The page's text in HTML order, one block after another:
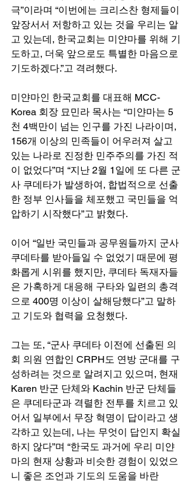
극”이라며 “이번에는 크리스찬 형제들이
앞장서서 저항하고 있는 것을 우리는 알
고 있는데, 한국교회는 미얀마를 위해 기
도하고, 더욱 앞으로도 특별한 마음으로
기도하겠다.”고 격려했다.
미얀마인 한국교회를 대표해 MCC-
Korea 회장 묘민라 목사는 “미얀마는 5
천 4백만이 넘는 인구를 가진 나라이며,
156개 이상의 민족들이 어우러져 살고
있는 나라로 진정한 민주주의를 가진 적
이 없었다”며 “지난 2월 1일에 또 다른 군
사 쿠데타가 발생하여, 합법적으로 선출
한 정부 인사들을 체포했고 국민들을 억
압하기 시작했다”고 밝혔다.
이어 “일반 국민들과 공무원들까지 군사
쿠데타를 받아들일 수 없었기 때문에 평
화롭게 시위를 했지만, 쿠데타 독재자들
은 가혹하게 대응해 구타와 일련의 총격
으로 400명 이상이 살해당했다”고 말하
고 기도와 협력을 요청했다.
그는 또, “군사 쿠데타 이전에 선출된 의
회 의원 연합인 CRPH도 연방 군대를 구
성하려는 것으로 알려지고 있으며, 현재
Karen 반군 단체와 Kachin 반군 단체들
은 쿠데타군과 격렬한 전투를 치르고 있
어서 일부에서 무장 혁명이 답이라고 생
각하고 있는데, 나는 무엇이 답인지 확실
하지 않다”며 “한국도 과거에 우리 미얀
마의 현재 상황과 비슷한 경험이 있었으
니 좋은 조언과 기도의 도움을 바란